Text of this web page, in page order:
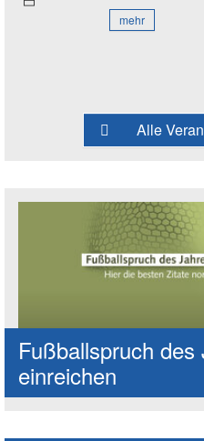
mehr
Alle
Fußballspruch
einreichen